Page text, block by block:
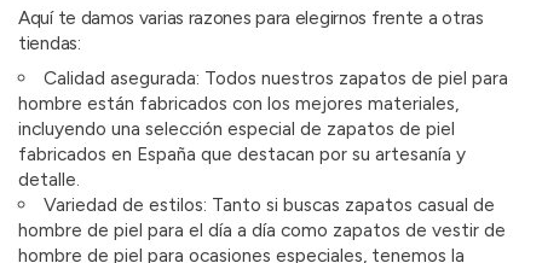
Aquí te damos varias razones para elegirnos frente a otras
tiendas:
Calidad asegurada: Todos nuestros zapatos de piel para
hombre están fabricados con los mejores materiales,
incluyendo una selección especial de zapatos de piel
fabricados en España que destacan por su artesanía y
detalle.
Variedad de estilos: Tanto si buscas zapatos casual de
hombre de piel para el día a día como zapatos de vestir de
hombre de piel para ocasiones especiales, tenemos la